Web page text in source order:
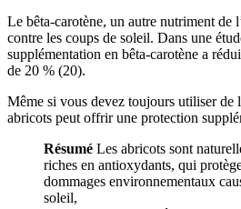
Le bêta-carotène, un autre nutriment de
contre les coups de soleil. Dans une
supplémentation en bêta-carotène a
de 20 % (20).
Même si vous devez toujours utiliser de
abricots peut offrir une protection
Résumé Les abricots sont
riches en antioxydants, qui
dommages environnementaux
soleil,